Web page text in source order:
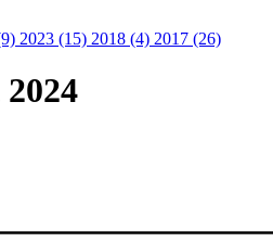
2023 (15) 2018 (4) 2017 (26)